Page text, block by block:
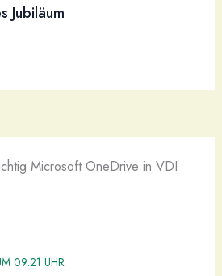
Jubiläum
Microsoft OneDrive in VDI
09:21 UHR